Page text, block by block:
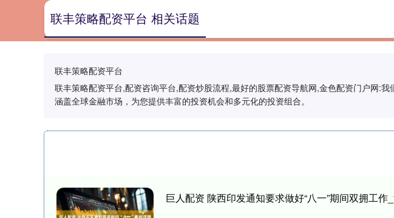
联丰策略配资平台
联丰策略配资平台,配资咨询平台,配资炒股流程,最好的股票配资导航网,金色配资门户网:
涵盖全球金融市场，为您提供丰富的投资机会和多元化的投资组合。
联丰策略配资平台 相关话题
巨人配资 陕西印发通知要求做好“八一”期间双拥工作